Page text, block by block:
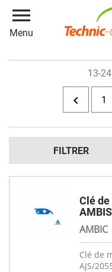
menu
Menu
FILTRER
13-
 1
Clé
AMBIC
Clé de
AJS/